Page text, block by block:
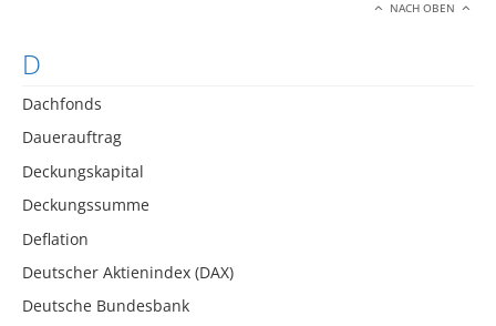
NACH OBEN
D
Dachfonds
Dauerauftrag
Deckungskapital
Deckungssumme
Deflation
Deutscher Aktienindex (DAX)
Deutsche Bundesbank